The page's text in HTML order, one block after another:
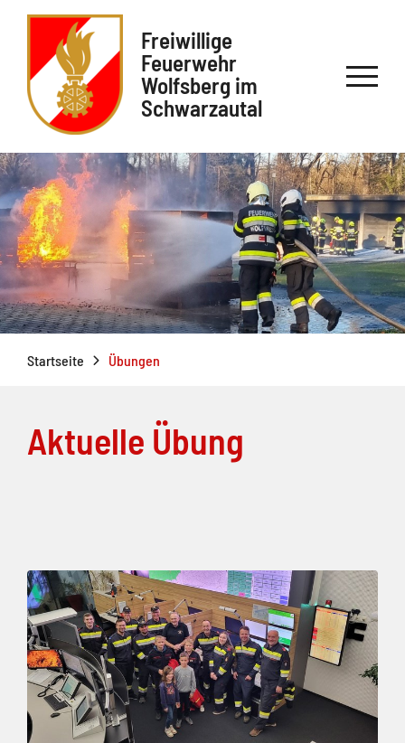
Freiwillige
Feuerwehr
Wolfsberg im
Schwarzautal
Startseite Übungen
Aktuelle Übung